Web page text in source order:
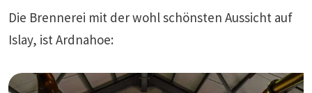
Die Brennerei mit der wohl schönsten Aussicht auf
Islay, ist Ardnahoe: